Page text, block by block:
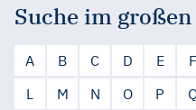
Suche im
A B C D E F
L
M N O P